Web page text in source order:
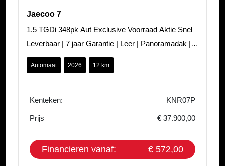
Jaecoo 7
1.5 TGDi 348pk Aut Exclusive Voorraad Aktie Snel
Leverbaar | 7 jaar Garantie | Leer | Panoramadak |
Carplay | Adaptieve Cruise |
Automaat 2026 12 km
Kenteken: KNR07P
Prijs € 37.900,00
Financieren vanaf: € 572,00